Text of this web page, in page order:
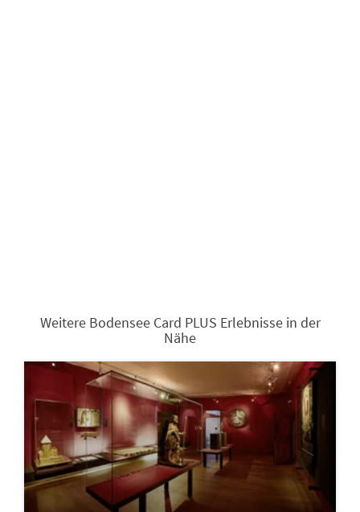
Weitere Bodensee Card PLUS Erlebnisse in der
Nähe